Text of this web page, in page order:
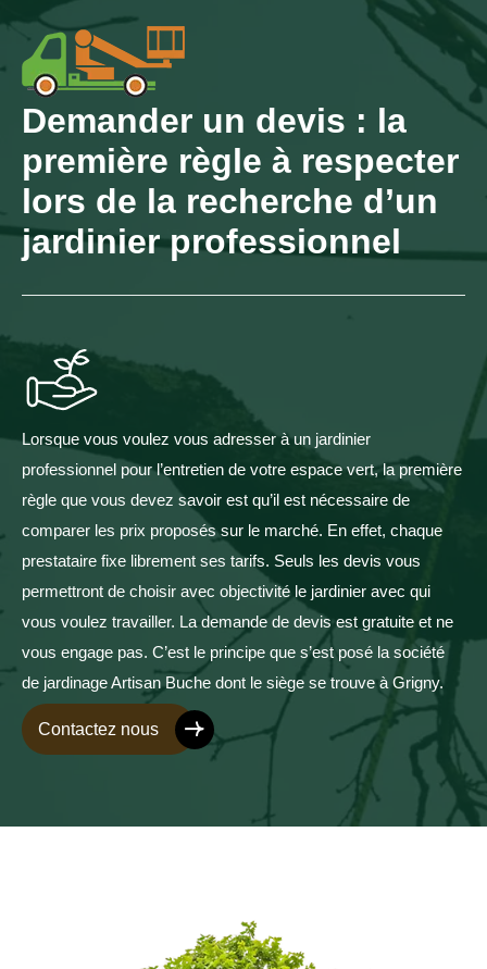
Demander un devis : la
première règle à respecter
lors de la recherche d’un
jardinier professionnel
Lorsque vous voulez vous adresser à un jardinier
professionnel pour l’entretien de votre espace vert, la première
règle que vous devez savoir est qu’il est nécessaire de
comparer les prix proposés sur le marché. En effet, chaque
prestataire fixe librement ses tarifs. Seuls les devis vous
permettront de choisir avec objectivité le jardinier avec qui
vous voulez travailler. La demande de devis est gratuite et ne
vous engage pas. C’est le principe que s’est posé la société
de jardinage Artisan Buche dont le siège se trouve à Grigny.
Contactez nous